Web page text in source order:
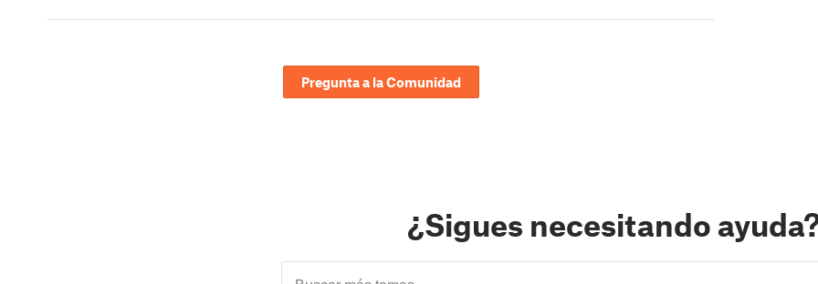
Pregunta a la Comunidad
¿Sigues necesitando